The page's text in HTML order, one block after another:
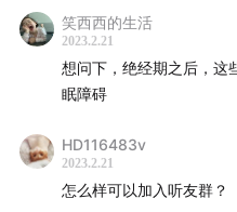
4:45 更年期血管收缩类的症
更年期雌激素对皮肤也
9:19 更年期对睡眠有什么影
想自我评估更年期症
笑西西的生活
2023.2.21
想问下，绝经期之后，这
眠障碍
HD116483v
2023.2.21
怎么样可以加入听友群？